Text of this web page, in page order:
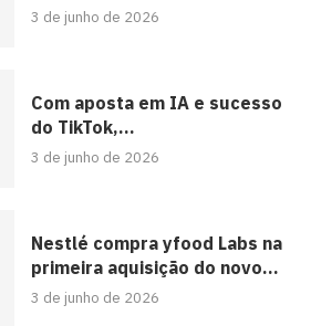
3 de junho de 2026
Com aposta em IA e sucesso
do TikTok,...
3 de junho de 2026
Nestlé compra yfood Labs na
primeira aquisição do novo...
3 de junho de 2026